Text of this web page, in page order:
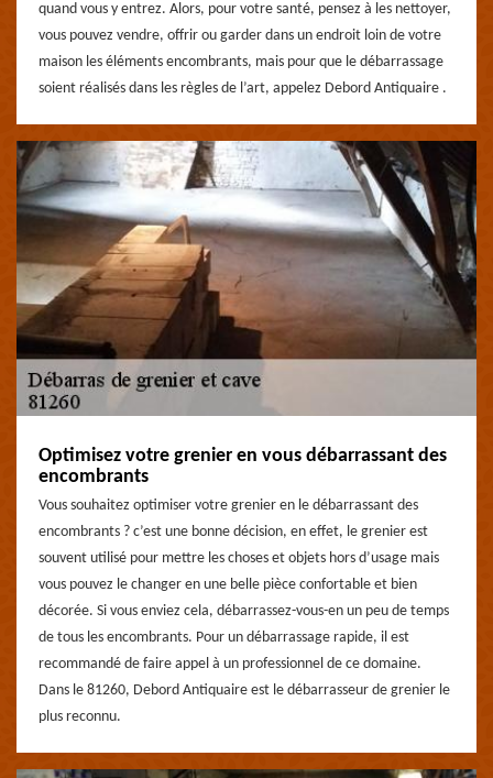
quand vous y entrez. Alors, pour votre santé, pensez à les nettoyer,
vous pouvez vendre, offrir ou garder dans un endroit loin de votre
maison les éléments encombrants, mais pour que le débarrassage
soient réalisés dans les règles de l’art, appelez Debord Antiquaire .
Optimisez votre grenier en vous débarrassant des
encombrants
Vous souhaitez optimiser votre grenier en le débarrassant des
encombrants ? c’est une bonne décision, en effet, le grenier est
souvent utilisé pour mettre les choses et objets hors d’usage mais
vous pouvez le changer en une belle pièce confortable et bien
décorée. Si vous enviez cela, débarrassez-vous-en un peu de temps
de tous les encombrants. Pour un débarrassage rapide, il est
recommandé de faire appel à un professionnel de ce domaine.
Dans le 81260, Debord Antiquaire est le débarrasseur de grenier le
plus reconnu.